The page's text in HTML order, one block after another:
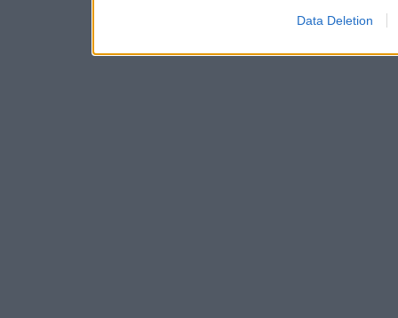
Data Deletion